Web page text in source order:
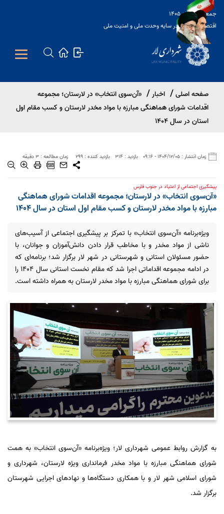
Open
Open
جمعه 16 مرداد 1405
اقتصاد مقاومتی در سایه وحدت ملی و امنیت ملی
صفحه اصلی اخبار
«آن‌سوی انتخاب» در لارستان؛ مجموعه
اقدامات شورای هماهنگی مبارزه با مواد مخدر لارستان و کسب مقام اول
استان در سال 1404
زمان انتشار : 1404/12/05 - 09:16 بازدید : 314 بازدید کننده : 299 زمان مطالعه : 3 دقیقه
پیشگیری اجتماعی از اعتیاد در جنوب فارس
«آن‌سوی انتخاب» در لارستان؛ مجموعه اقدامات شورای هماهنگی
مبارزه با مواد مخدر لارستان و کسب مقام اول استان در سال 1404
ویژه‌برنامه «آن‌سوی انتخاب» با تمرکز بر پیشگیری اجتماعی از آسیب‌های
ناشی از مواد مخدر و با مخاطب قرار دادن دانش‌آموزان و جوانان، با
حضور مسئولان استانی و شهرستانی در شهر لار برگزار شد؛ برنامه‌ای که
در ادامه مجموعه اقداماتی اجرا شد که مقام نخست استانی سال ۱۴۰۴ را
برای شورای هماهنگی مبارزه با مواد مخدر لارستان به همراه داشته است.
به گزارش روابط عمومی شهرداری لار؛ ویژه‌برنامه «آن‌سوی انتخاب» به همت
شورای هماهنگی مبارزه با مواد مخدر فرمانداری ویژه لارستان، شهرداری و
شورای اسلامی شهر لار و با همکاری دستگاه‌ها و نهادهای اجرایی شهرستان
برگزار شد.